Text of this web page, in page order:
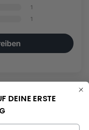
1
1
DEINE ERSTE